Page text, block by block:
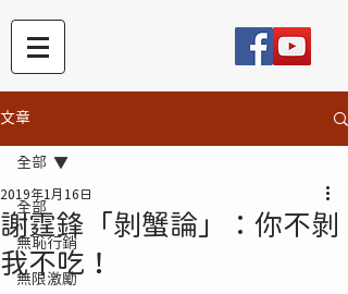
文章
全部
無恥行銷
無限激勵
全部
謝霆鋒「剝蟹論」：你不剝
我不吃！
2019年1月16日